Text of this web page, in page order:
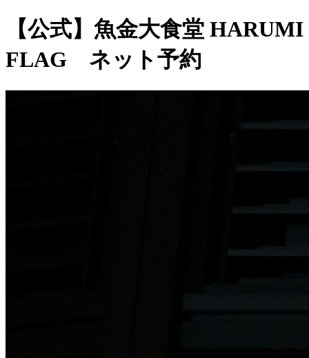
【公式】魚金大食堂 HARUMI
FLAG ネット予約